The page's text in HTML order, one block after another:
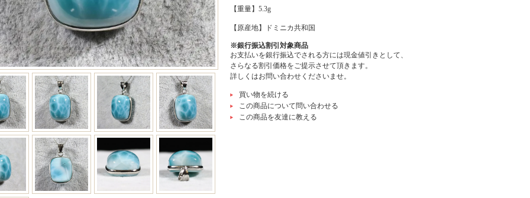
【重量】5.3g
【原産地】ドミニカ共和国
※銀行振込割引対象商品
お支払いを銀行振込でされる方には現金値引きとして、
さらなる割引価格をご提示させて頂きます。
詳しくはお問い合わせくださいませ。
買い物を続ける
この商品について問い合わせる
この商品を友達に教える